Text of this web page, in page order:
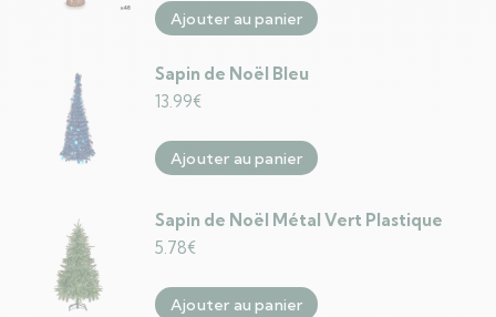
Ajouter au panier
Sapin de Noël Bleu
13.99€
Ajouter au panier
Sapin de Noël Métal Vert Plastique
5.78€
Ajouter au panier